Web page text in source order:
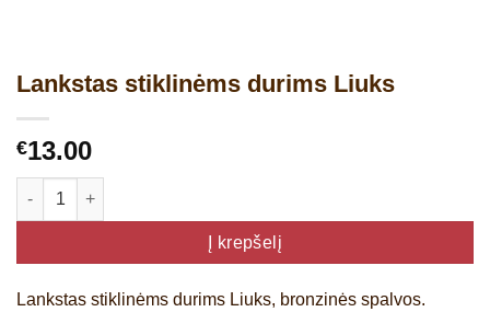
Lankstas stiklinėms durims Liuks
€13.00
produkto kiekis: Lankstas stiklinėms durims Liuks
Į krepšelį
Lankstas stiklinėms durims Liuks, bronzinės spalvos.